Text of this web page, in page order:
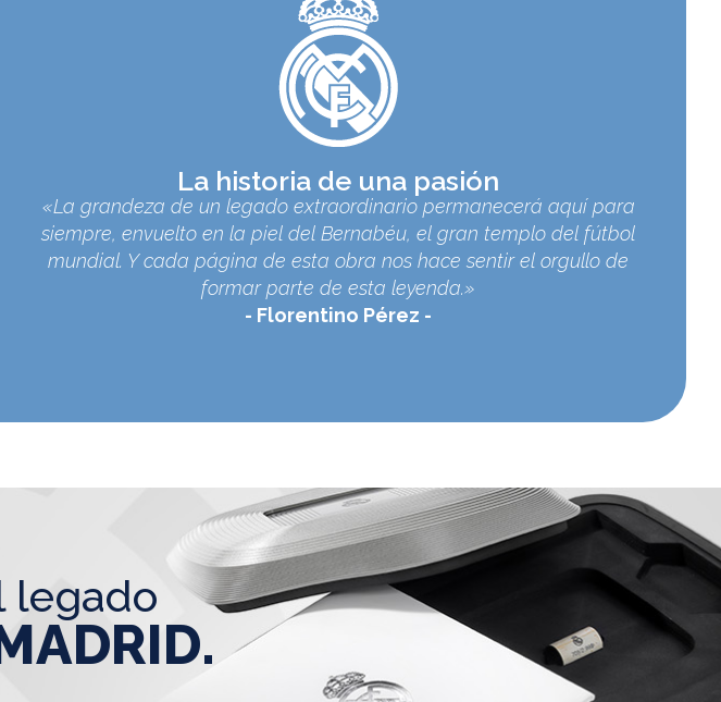
La historia de una pasión
«La grandeza de un legado extraordinario permanecerá aquí para
siempre, envuelto en la piel del Bernabéu, el gran templo del fútbol
mundial. Y cada página de esta obra nos hace sentir el orgullo de
formar parte de esta leyenda.»
Florentino Pérez
legado